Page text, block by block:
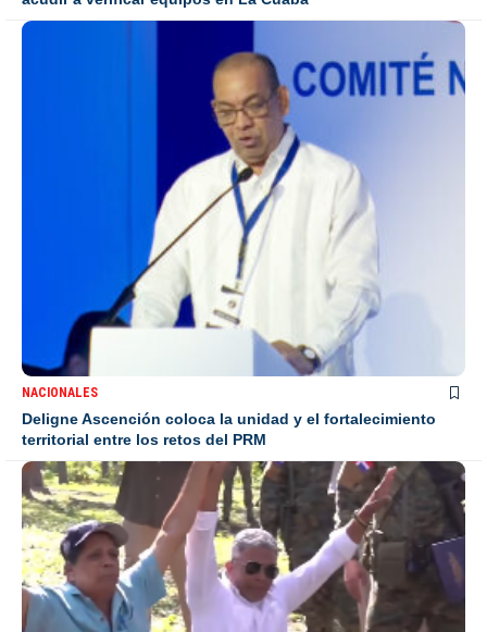
NACIONALES
Deligne Ascención coloca la unidad y el fortalecimiento
territorial entre los retos del PRM